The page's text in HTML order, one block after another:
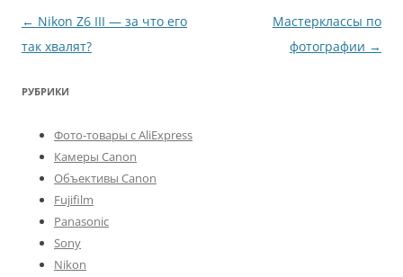
Навигация
по
← Nikon Z6 III — за что его
так хвалят?
Мастерклассы по
фотографии →
РУБРИКИ
Фото-товары с AliExpress
Камеры Canon
Объективы Canon
Fujifilm
Panasonic
Sony
Nikon